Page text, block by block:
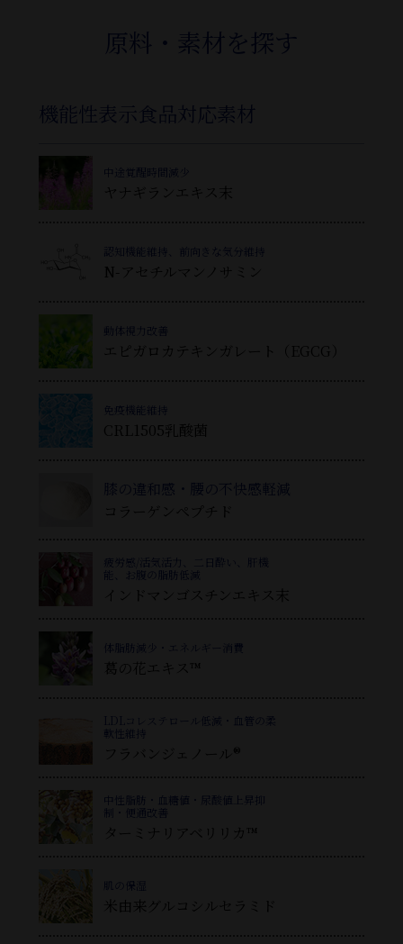
原料・素材を探す
機能性表示食品対応素材
中途覚醒時間減少
ヤナギランエキス末
認知機能維持、前向きな気分維持
N-アセチルマンノサミン
動体視力改善
エピガロカテキンガレート（EGCG）
免疫機能維持
CRL1505乳酸菌
膝の違和感・腰の不快感軽減
コラーゲンペプチド
疲労感/活気活力、二日酔い、肝機
能、お腹の脂肪低減
インドマンゴスチンエキス末
体脂肪減少・エネルギー消費
葛 の花エキス™
LDLコレステロール低減・血管の柔
軟性維持
フラバンジェノール®
中性脂肪・血糖値・尿酸値上昇抑
制・便通改善
ターミナリアベリリカ™
肌の保湿
米由来グルコシルセラミド